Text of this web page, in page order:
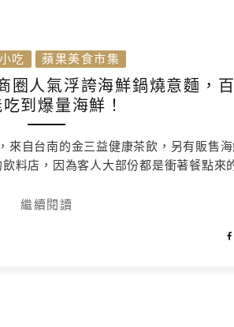
吃 蘋果美食市集
圈人氣浮誇海鮮鍋燒意麵，
到爆量海鮮！
來自台南的金三益健康茶飲，另有販售
料店，因為客人大部份都是衝著餐點來
繼續閱讀